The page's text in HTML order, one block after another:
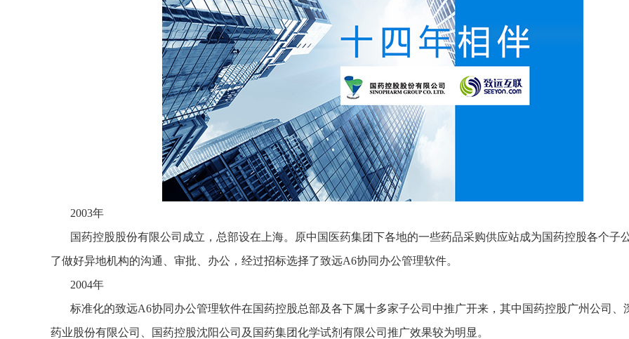
2003年
国药控股股份有限公司成立，总部设在上海。原中国医药集团下各地的一些药品采购供应站成为国药控股各个子
了做好异地机构的沟通、审批、办公，经过招标选择了致远A6协同办公管理软件。
2004年
标准化的致远A6协同办公管理软件在国药控股总部及各下属十多家子公司中推广开来，其中国药控股广州公司、
药业股份有限公司、国药控股沈阳公司及国药集团化学试剂有限公司推广效果较为明显。